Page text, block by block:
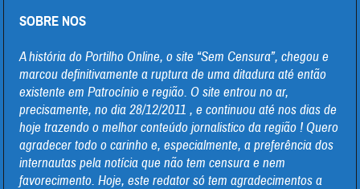
SOBRE NOS
A história do Portilho Online, o site “Sem Censura”, chegou e
marcou definitivamente a ruptura de uma ditadura até então
existente em Patrocínio e região. O site entrou no ar,
precisamente, no dia 28/12/2011 , e continuou até nos dias de
hoje trazendo o melhor conteúdo jornalistico da região ! Quero
agradecer todo o carinho e, especialmente, a preferência dos
internautas pela notícia que não tem censura e nem
favorecimento. Hoje, este redator só tem agradecimentos a